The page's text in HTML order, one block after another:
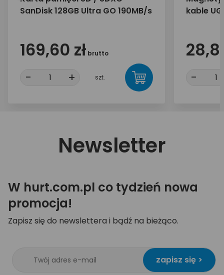
SanDisk 128GB Ultra GO 190MB/s
169,60 zł brutto
- + szt.
kable
-
Newsletter
W hurt.com.pl co tydzień nowa
promocja!
Zapisz się do newslettera i bądź na bieżąco.
zapisz się >